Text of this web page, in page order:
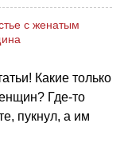
с женатым
Какие только
Где-то
пукнул, а им